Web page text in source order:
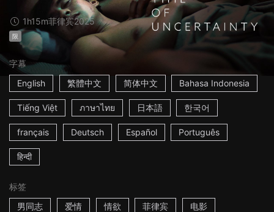
1h15m菲律宾2025
限
字幕
English
繁體中文 简体中文 Bahasa Indonesia
Tiếng Việt ภาษาไทย 日本語 한국어
français Deutsch Español Português
हिन्दी
标签
男同志
爱情 情欲 菲律宾 电影